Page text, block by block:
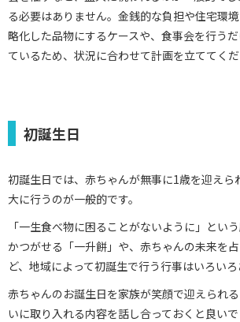
る必要はありません。金銭的な負担や住宅環
略化した品物にするケースや、食事会を行う
ているため、状況に合わせて計画を立ててくだ
初誕生日
初誕生日では、赤ちゃんが無事に1歳を迎えら
大に行うのが一般的です。
「一生食べ物に困ることがないように」とい
かつがせる「一升餅」や、赤ちゃんの未来を
ど、地域によって初誕生で行う行事はいろいろ
赤ちゃんのお誕生日を家族が笑顔で迎えられ
いに取り入れる内容を話し合っておくと良いで